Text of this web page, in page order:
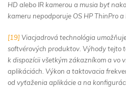
HD alebo IR kamerou a musia byť
kameru nepodporuje OS HP ThinPro a
[19]Viacjadrová technológia
softvérových produktov. Výhody tejto
k dispozícii všetkým zákazníkom a vo
aplikáciách. Výkon a taktovacia
od vyťaženia aplikácie a na